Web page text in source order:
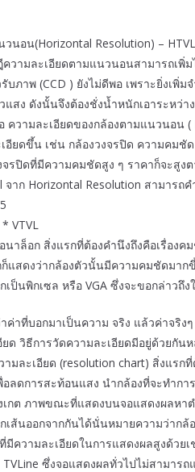
วนอน(Horizontal Resolution) –
วามละเอียดตามแนวนอนสามารถเพิ่
บภาพ (CCD ) ยังไม่ดีพอ เพราะยิ่งเพิ่
สง ดังนั้นจึงต้องชั่งน้ำหนักเอาระหว่า
ความละเอียดของกล้องตามแนวนอน
อียดขึ้น เช่น กล้องวงจรปิด ความคมชั
จรปิดที่มีความคมชัดสูง ๆ ราคาก็จะสูง
าก Horizontal Resolution สามารถ
VTVL
นาล็อก สิ่งแรกที่ต้องคำนึงถึงคือเรื่อง
แสดงว่ากล้องตัวนั้นมีความคมชัดมาก
เป็นพิกเซล หรือ VGA ซึ่งจะขอกล่าวถึ
ค่าที่บอกมาเป็นความ จริง แล้วค่าจริงๆ
ด วิธีการวัดความละเอียดมีอยู่ด้วยกัน
มละเอียด (resolution chart) สิ่งแรก
ลดการสะท้อนแสง นำกล้องที่จะทำก
กต ภาพขณะที่แสดงบนจอแสดงผลหา
เส้นออกจากกันได้นั่นหมายความว่าก
มีความละเอียดในการแสดงผลสูงด้วย
ซึ่งจอแสดงผลทั่วไปไม่สามารถ